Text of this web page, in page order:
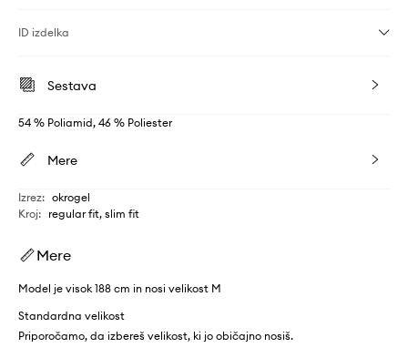
ID izdelka
Sestava
54 % Poliamid, 46 % Poliester
Mere
Izrez: okrogel
Kroj: regular fit, slim fit
Mere
Model je visok 188 cm in nosi velikost M
Standardna velikost
Priporočamo, da izbereš velikost, ki jo običajno nosiš.